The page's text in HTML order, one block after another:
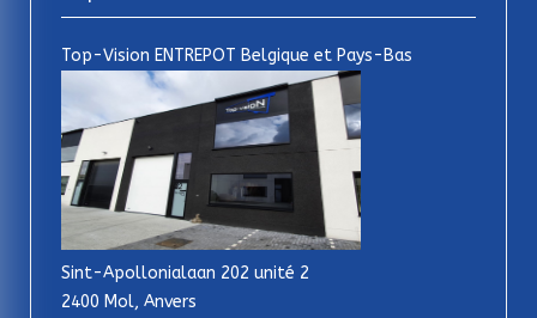
Top-Vision ENTREPOT Belgique et Pays-Bas
Sint-Apollonialaan 202 unité 2
2400 Mol, Anvers